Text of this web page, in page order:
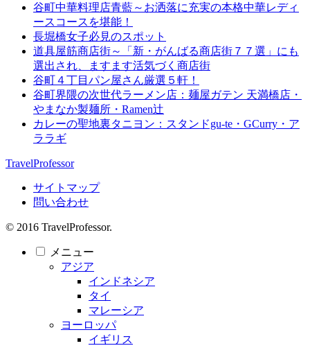
谷町中華料理店青藍～お洒落に充実の本格中華レディ
ースコースを堪能！
長堀橋女子必見のスポット
道具屋筋商店街～「新・がんばる商店街７７選」にも
選出され、ますます活気づく商店街
谷町４丁目パン屋さん厳選５軒！
谷町界隈の次世代ラーメン店：麺屋ガテン 天満橋店・
やまなか製麺所・Ramen辻
カレーの聖地裏タニヨン：スタンドgu-te・GCurry・ア
ララギ
TravelProfessor
サイトマップ
問い合わせ
© 2016 TravelProfessor.
メニュー
アジア
インドネシア
タイ
マレーシア
ヨーロッパ
イギリス